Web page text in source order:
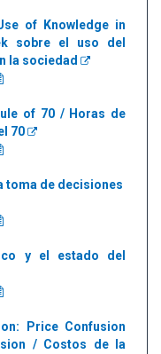
of Knowledge in
sobre el uso del
la sociedad
of 70 / Horas de
70
toma de decisiones
y el estado del
Price Confusion
/ Costos de la